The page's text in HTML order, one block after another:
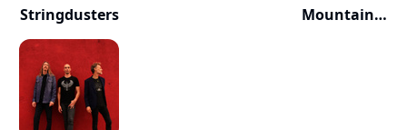
Stringdusters
Mountain